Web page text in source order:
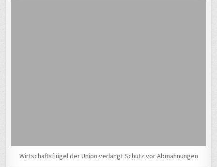
Wirtschaftsflügel der Union verlangt Schutz vor Abmahnungen